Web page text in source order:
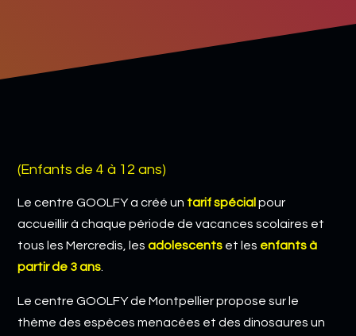
(Enfants de 4 à 12 ans)
Le centre GOOLFY a créé un tarif spécial pour
accueillir à chaque période de vacances scolaires et
tous les Mercredis, les adolescents et les enfants à
partir de 3 ans
Le centre GOOLFY de Montpellier propose sur le
thème des espèces menacées et des dinosaures un